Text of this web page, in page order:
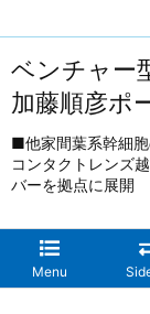
ベンチャー
加藤順彦ポ
■他家間葉系幹細
コンタクトレンズ
バーを拠点に展開
Menu